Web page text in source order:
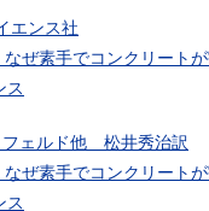
エンス社
ぜ素手でコンクリート
ス
フェルド他 松井秀治訳
ぜ素手でコンクリート
ス